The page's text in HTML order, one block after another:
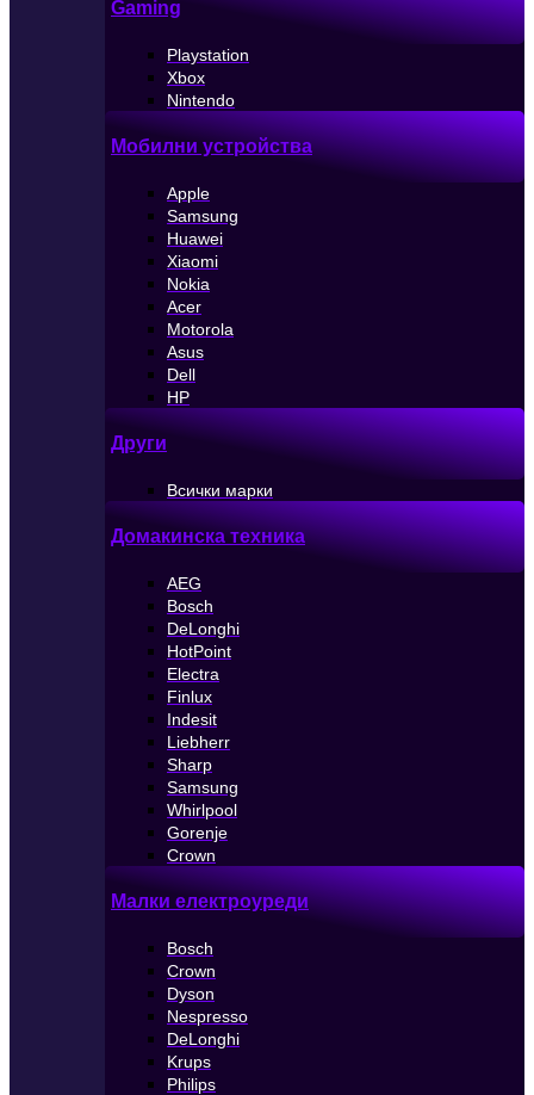
Gaming
Playstation
Xbox
Nintendo
Мобилни устройства
Apple
Samsung
Huawei
Xiaomi
Nokia
Acer
Motorola
Asus
Dell
HP
Други
Всички марки
Домакинска техника
AEG
Bosch
DeLonghi
HotPoint
Electra
Finlux
Indesit
Liebherr
Sharp
Samsung
Whirlpool
Gorenje
Crown
Малки електроуреди
Bosch
Crown
Dyson
Nespresso
DeLonghi
Krups
Philips